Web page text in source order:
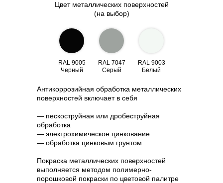
Цвет металлических поверхностей
(на выбор)
Антикоррозийная обработка металлических
поверхностей включает в себя
— пескоструйная или дробеструйная
обработка
— электрохимическое цинкование
— обработка цинковым грунтом
Покраска металлических поверхностей
выполняется методом полимерно-
порошковой покраски по цветовой палитре
RAL 9005
Черный
RAL 7047
Серый
RAL 9003
Белый